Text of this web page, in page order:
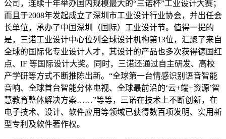
公司，连续十年举办国内规模最大的“三诺杯”工业设计大赛；
而且于2008年发起成立了深圳市工业设计行业协会，并出任会
长单位，承办了中国深圳（国际）工业设计节。值得一提的
是，三诺工业设计中心位列全球设计机构第13位，汇聚了来自
全球的国际化专业设计人才，其设计的产品也多次获得德国红
点、IF 等国际设计大奖。同时，三诺还通过自主研发、高校
产学研等方式不断推陈出新。“全球第一台情感识别语音智能
音响、全球首台智能分体电视、全球最前沿的‘云+端+资源’智
慧教育整体解决方案……”等等，三诺在技术上不断创新，在
电子技术、设计、软件应用等领域已获得数百项发明、实用新
型专利及软件著作权。